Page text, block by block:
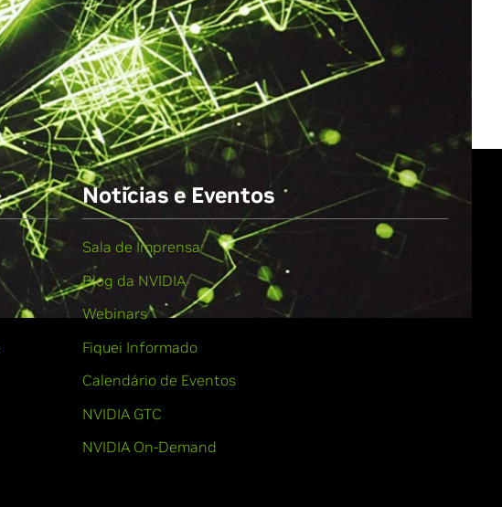
Notícias e Eventos
Sala de Imprensa
Blog da NVIDIA
Webinars
Fiquei Informado
Calendário de Eventos
NVIDIA GTC
NVIDIA On-Demand